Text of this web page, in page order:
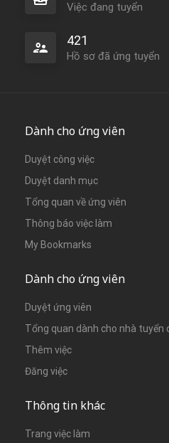
Việc đang tuyển
421
Hồ sơ đã ứng tuyển
Dành cho ứng viên
Duyệt công việc
Duyệt danh mục
Tổng quan về ứng viên
Thông báo việc làm
My Bookmarks
Dành cho ứng viên
Duyệt ứng viên
Tổng quan dành cho nhà tuyển
Thêm việc
Đăng việc
Thông tin khác
Trang việc làm